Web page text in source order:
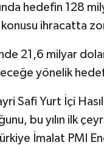
hedefin 128
ihracatta
21,6 milyar
yönelik
Safi Yurt İçi
bu yılın ilk
İmalat PMI